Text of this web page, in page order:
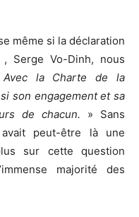
même si la déclaration
Serge Vo-Dinh, nous
Avec la Charte de la
son engagement et sa
de chacun. » Sans
peut-être là une
sur cette question
majorité des